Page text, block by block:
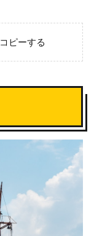
ピーする